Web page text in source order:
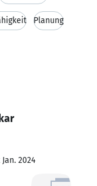
Planung
2024